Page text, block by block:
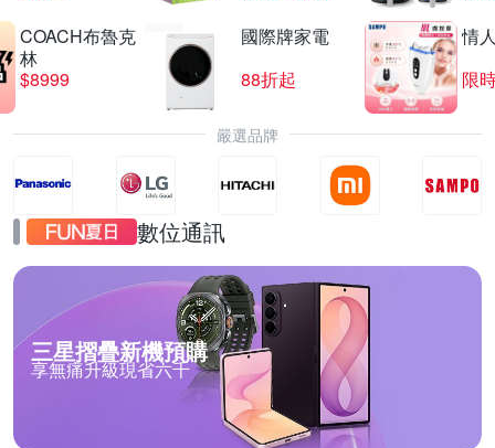
COACH布魯克
林
$8999
國際牌家電
88折起
情
限
嚴選品牌
數位通訊
三星摺疊新機預購
享無痛升級現省六千